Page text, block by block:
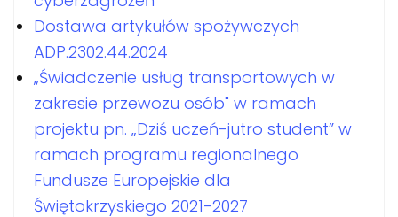
Dostawa artykułów spożywczych
ADP.2302.44.2024
„Świadczenie usług transportowych w
zakresie przewozu osób" w ramach
projektu pn. „Dziś uczeń-jutro student” w
ramach programu regionalnego
Fundusze Europejskie dla
Świętokrzyskiego 2021-2027